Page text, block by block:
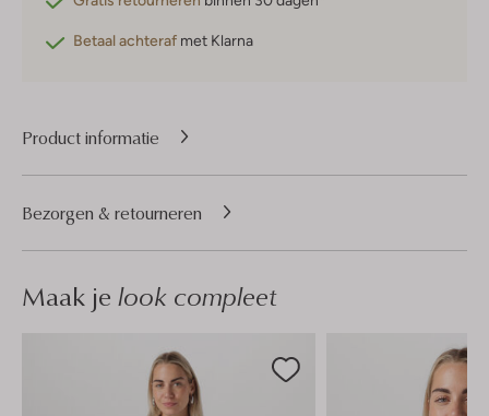
Betaal achteraf met Klarna
Product informatie
Bezorgen & retourneren
Maak je look compleet